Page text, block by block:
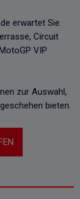
erwartet Sie
Circuit
VIP
zur Auswahl,
bieten.